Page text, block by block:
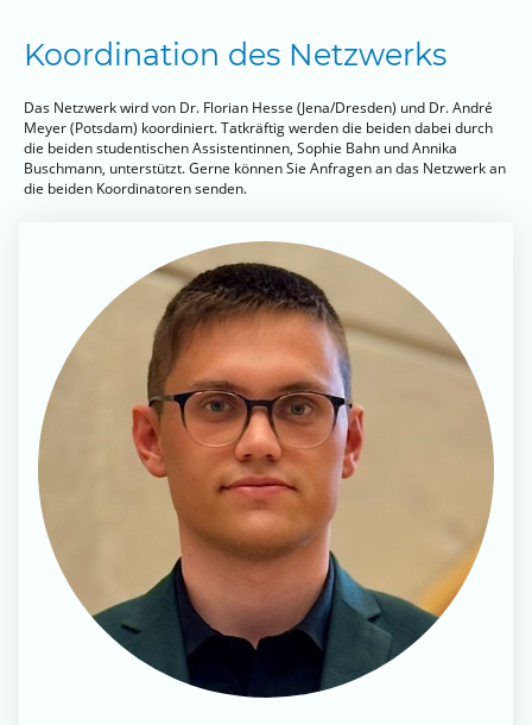
Koordination des Netzwerks
Das Netzwerk wird von Dr. Florian Hesse (Jena/Dresden) und Dr. André
Meyer (Potsdam) koordiniert. Tatkräftig werden die beiden dabei durch
die beiden studentischen Assistentinnen, Sophie Bahn und Annika
Buschmann, unterstützt. Gerne können Sie Anfragen an das Netzwerk an
die beiden Koordinatoren senden.